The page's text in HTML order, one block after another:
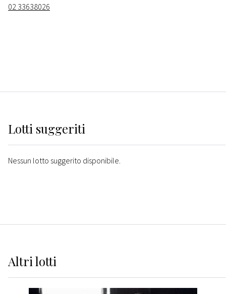
02 33638026
Lotti suggeriti
Nessun lotto suggerito disponibile.
Altrilotti